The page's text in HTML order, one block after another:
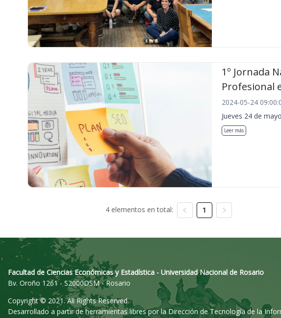
1º Jornada
Profesional
2024-05-24
Jueves 24 de
Leer más
4 elementos en total: 1
Facultad de Ciencias Económicas y Estadística - Universidad Nacional de Rosario
Bv. Oroño 1261 - S2000DSM - Rosario
Copyright © 2021. All Rights Reserved.
Desarrollado a partir de herramientas libres por la Dirección de Tecnología de la